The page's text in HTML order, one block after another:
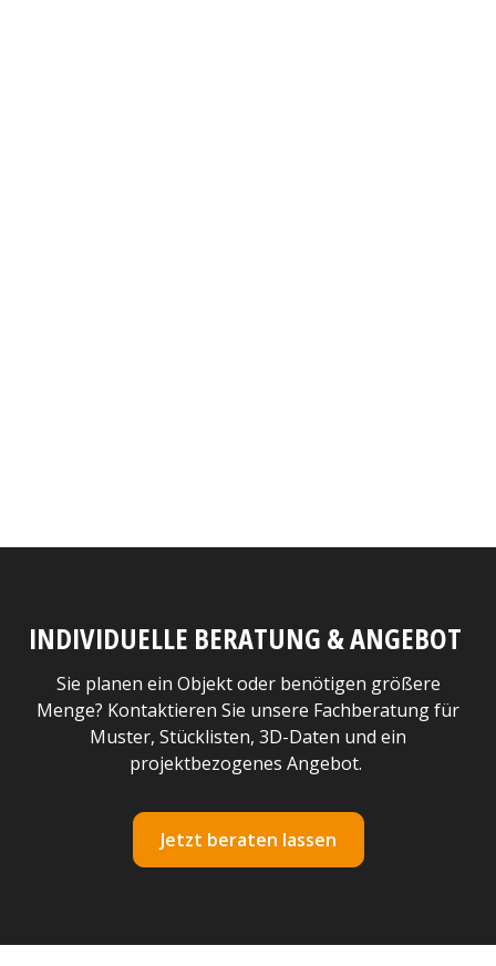
INDIVIDUELLE BERATUNG & ANGEBOT
Sie planen ein Objekt oder benötigen größere
Menge? Kontaktieren Sie unsere Fachberatung für
Muster, Stücklisten, 3D-Daten und ein
projektbezogenes Angebot.
Jetzt beraten lassen